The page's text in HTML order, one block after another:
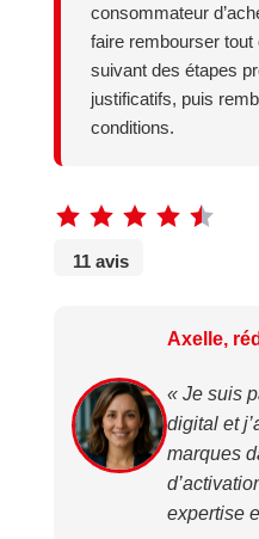
consommateur
faire rembourser
suivant des étapes
justificatifs, puis
conditions.
11 avis
Axelle,
« Je suis
digital et
marques
expertise